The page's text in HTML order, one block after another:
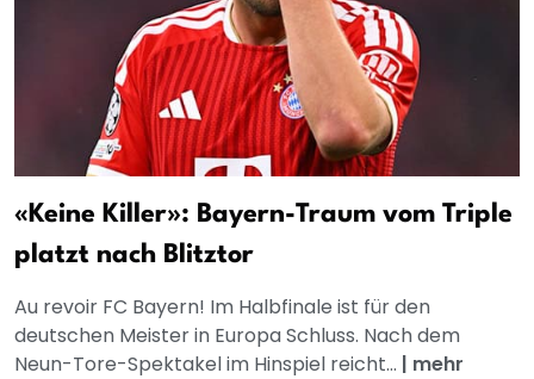
«Keine Killer»: Bayern-Traum vom Triple
platzt nach Blitztor
Au revoir FC Bayern! Im Halbfinale ist für den
deutschen Meister in Europa Schluss. Nach dem
Neun-Tore-Spektakel im Hinspiel reicht... | mehr